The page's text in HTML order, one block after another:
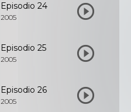
Episodio 24
2005
Episodio 25
2005
Episodio 26
2005